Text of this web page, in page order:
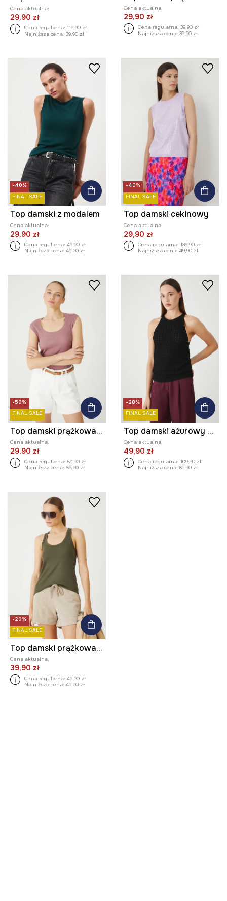
Cena aktualna:
29,90 zł
Cena regularna: 119,90 zł
Najniższa cena: 39,90 zł
Cena aktualna:
29,90 zł
Cena regularna: 39,90 zł
Najniższa cena: 39,90 zł
-40%
FINAL SALE
Top damski z modalem
Cena aktualna:
29,90 zł
Cena regularna: 49,90 zł
Najniższa cena: 49,90 zł
-40%
FINAL SALE
Top damski cekinowy
Cena aktualna:
29,90 zł
Cena regularna: 139,90 zł
Najniższa cena: 49,90 zł
-50%
FINAL SALE
Top damski prążkowany z modalem kolor różowy
Cena aktualna:
29,90 zł
Cena regularna: 59,90 zł
Najniższa cena: 59,90 zł
-28%
FINAL SALE
Top damski ażurowy z wiskozą
Cena aktualna:
49,90 zł
Cena regularna: 109,90 zł
Najniższa cena: 69,90 zł
-20%
FINAL SALE
Top damski prążkowany z modalem kolor zielony
Cena aktualna:
39,90 zł
Cena regularna: 49,90 zł
Najniższa cena: 49,90 zł